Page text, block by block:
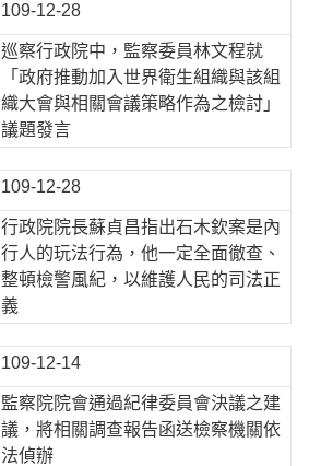
109-12-28
巡察行政院中，監察委員林文程就
「政府推動加入世界衛生組織與該組
織大會與相關會議策略作為之檢討」
議題發言
109-12-28
行政院院長蘇貞昌指出石木欽案是內
行人的玩法行為，他一定全面徹查、
整頓檢警風紀，以維護人民的司法正
義
109-12-14
監察院院會通過紀律委員會決議之建
議，將相關調查報告函送檢察機關依
法偵辦